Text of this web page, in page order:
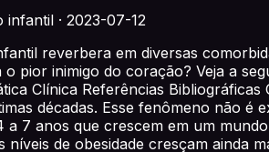
· 2023-07-12
reverbera em diversas
pior inimigo do coração? Veja a
Clínica Referências
décadas. Esse fenômeno não é
7 anos que crescem em um
de obesidade cresçam ainda